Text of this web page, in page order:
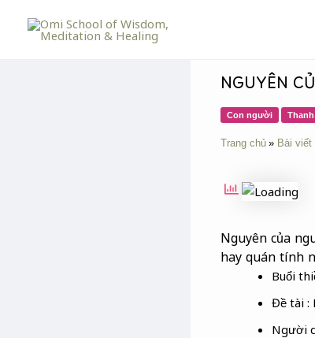
NGUYÊN
Con người
Trang chủ Bài viết
Nguyên của
hay quán tính
Buổi
Đề tài :
Người